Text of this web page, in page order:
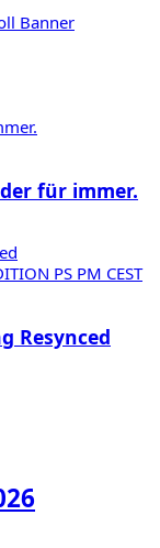
für immer.
Resynced